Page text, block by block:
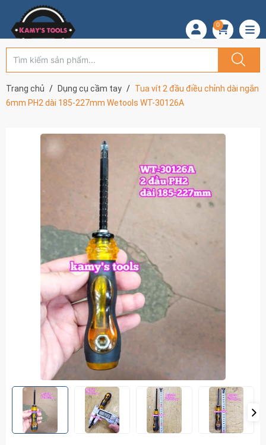
0
Trang chủ Dụng cụ cầm tay
Tua vít 2 đầu điều chỉnh dài ngắn
6mm PH2 dài 185-227mm Wetools WT-30126A